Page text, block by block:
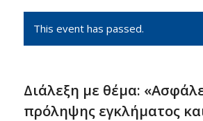
This event has passed.
Διάλεξη με θέμα:
πρόληψης εγκλήματος